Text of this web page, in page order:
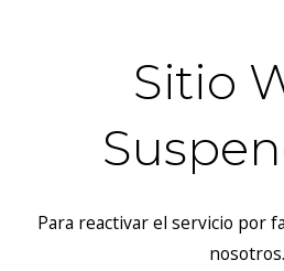
Sitio
Para reactivar el servicio por
nosotros.